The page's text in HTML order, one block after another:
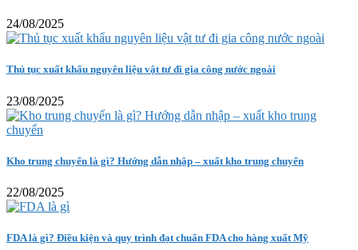
24/08/2025
Thủ tục xuất khẩu nguyên liệu vật tư đi gia công nước ngoài
23/08/2025
Kho trung chuyển là gì? Hướng dẫn nhập – xuất kho trung chuyển
22/08/2025
FDA là gì? Điều kiện và quy trình đạt chuẩn FDA cho hàng xuất Mỹ